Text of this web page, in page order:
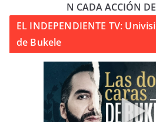
N CADA ACCIÓN
EL INDEPENDIENTE TV:
de Bukele